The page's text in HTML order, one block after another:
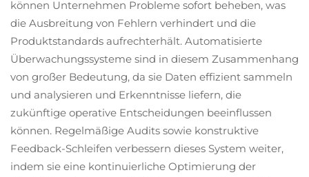
können Unternehmen Probleme sofort beheben, was
die Ausbreitung von Fehlern verhindert und die
Produktstandards aufrechterhält. Automatisierte
Überwachungssysteme sind in diesem Zusammenhang
von großer Bedeutung, da sie Daten effizient sammeln
und analysieren und Erkenntnisse liefern, die
zukünftige operative Entscheidungen beeinflussen
können. Regelmäßige Audits sowie konstruktive
Feedback-Schleifen verbessern dieses System weiter,
indem sie eine kontinuierliche Optimierung der